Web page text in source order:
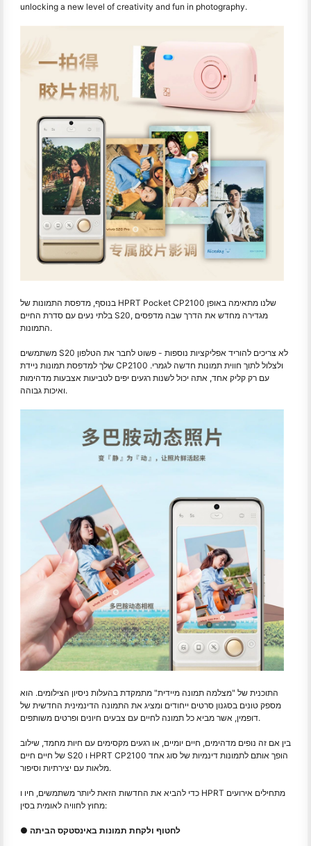
unlocking a new level of creativity and fun in photography.
בנוסף, מדפסת התמונות של HPRT Pocket CP2100 שלנו מתאימה באופן
בלתי נעים עם סדרת החיים S20, מגדירה מחדש את הדרך שבה מדפסים
התמונות.
משתמשים S20 לא צריכים להוריד אפליקציות נוספות - פשוט לחבר את הטלפון
שלך למדפסת תמונות ניידת CP2100 ולצלול לתוך חווית תמונות חדשה לגמרי.
עם רק קליק אחד, אתה יכול לשנות רגעים יפים לטביעות אצבעות מדהימות
ואיכות גבוהה.
התוכנית של "מצלמה תמונה מיידית" מתמקדת בהעלות ניסיון הצילומים. הוא
מספק טונים בסגנון סרטים ייחודים ומציג את התמונה הדינמינית החדשית של
דופמין, אשר מביא כל תמונה לחיים עם צבעים חיונים ופרטים משותפים.
בין אם זה נופים מדהימים, חיים יומיים, או רגעים מקסימים עם חיות מחמד, שילוב
של חיים חיים S20 ו HPRT CP2100 הופך אותם לתמונות דינמיות של סוג אחד
מלאות עם יצירתיות וסיפור.
כדי להביא את החדשות הזאת ליותר משתמשים, חיו ו HPRT מתחילים אירועים
מחוץ לחוויה לאומית בסין:
● לחטוף ולקחת תמונות באינסטקס הביתה